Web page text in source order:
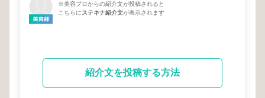
※美容プロからの紹介文が投稿されると
こちらにステキナ紹介文が表示されます
紹介文を投稿する方法